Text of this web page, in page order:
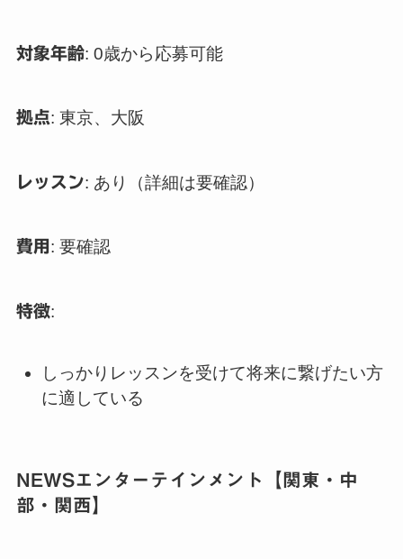
対象年齢: 0歳から応募可能
拠点: 東京、大阪
レッスン: あり（詳細は要確認）
費用 : 要確認
特徴:
しっかりレッスンを受けて将来に繋げたい方
に適している
NEWSエンターテインメント【関東・中
部・関西】